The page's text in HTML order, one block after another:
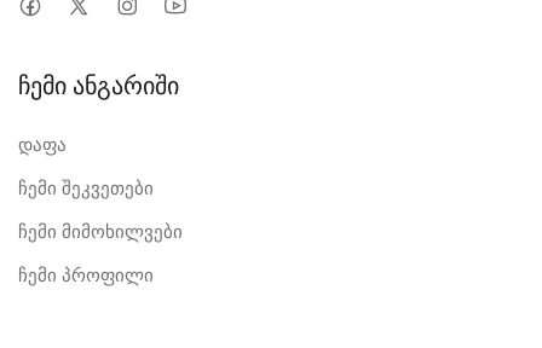
ჩემი ანგარიში
დაფა
ჩემი შეკვეთები
ჩემი მიმოხილვები
ჩემი პროფილი